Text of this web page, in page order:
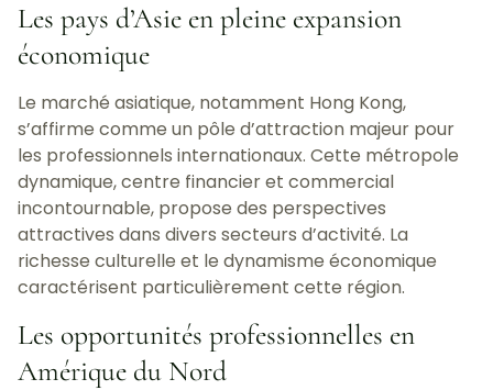
Les pays d’Asie en pleine expansion
économique
Le marché asiatique, notamment Hong Kong,
s’affirme comme un pôle d’attraction majeur pour
les professionnels internationaux. Cette métropole
dynamique, centre financier et commercial
incontournable, propose des perspectives
attractives dans divers secteurs d’activité. La
richesse culturelle et le dynamisme économique
caractérisent particulièrement cette région.
Les opportunités professionnelles en
Amérique du Nord